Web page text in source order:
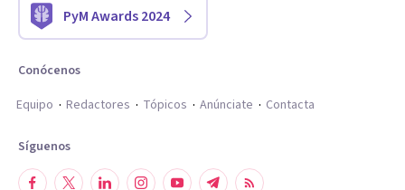
PyM Awards 2024
Conócenos
Equipo
Redactores Tópicos Anúnciate Contacta
Síguenos